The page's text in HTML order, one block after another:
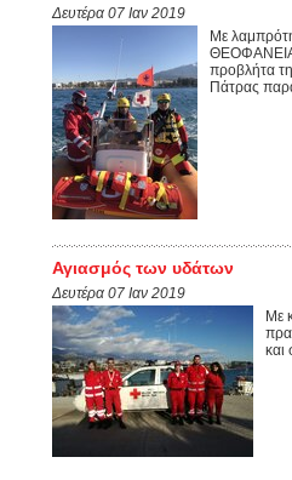
Δευτέρα 07 Ιαν 2019
Με
ΘΕΟΦΑΝΕΙΑ
προβλήτα
Πάτρας
Αγιασμός των υδάτων
Δευτέρα 07 Ιαν 2019
Με
και